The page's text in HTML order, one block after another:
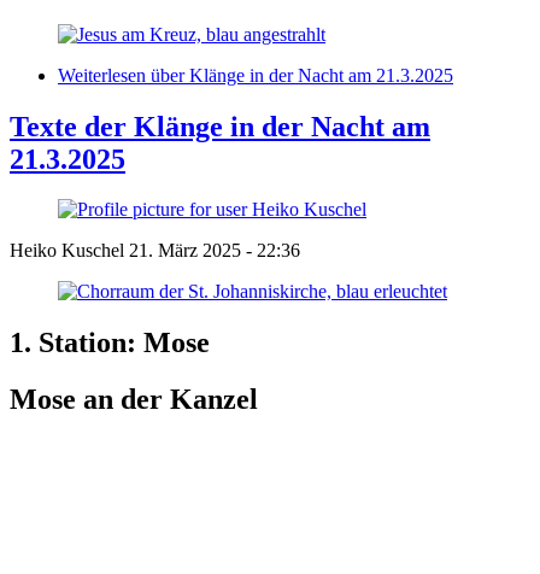
Weiterlesen über Klänge in der Nacht am 21.3.2025
Texte der Klänge in der Nacht am
21.3.2025
Heiko Kuschel 21. März 2025 - 22:36
1. Station: Mose
Mose an der Kanzel